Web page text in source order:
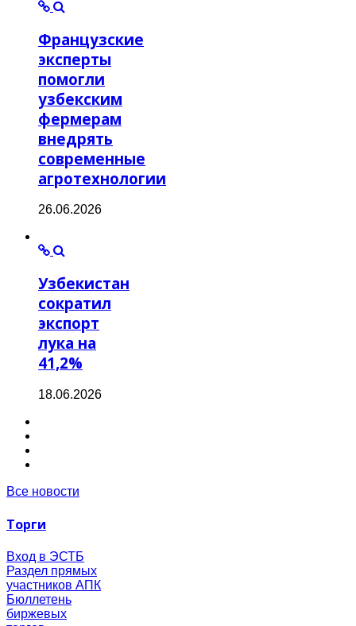
Французские
эксперты
помогли
узбекским
фермерам
внедрять
современные
агротехнологии
26.06.2026
Узбекистан
сократил
экспорт
лука на
41,2%
18.06.2026
Все новости
Торги
Вход в ЭСТБ
Раздел прямых
участников АПК
Бюллетень
биржевых